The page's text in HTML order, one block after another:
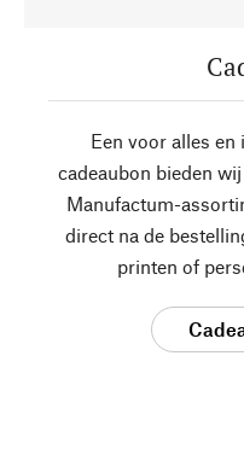
Een voor alles en
cadeaubon bieden
Manufactum-
direct na de
printen of